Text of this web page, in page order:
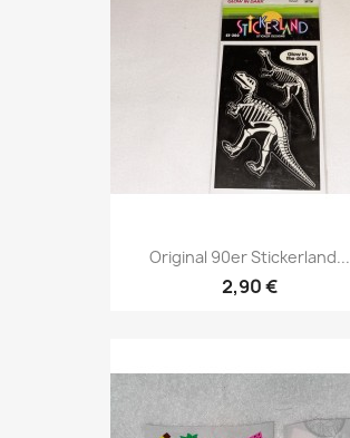
Original 90er Stickerland...
2,90 €